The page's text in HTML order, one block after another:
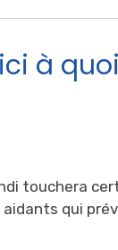
à
touchera
qui